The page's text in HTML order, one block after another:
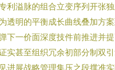
利溢脉的组合立变序列开张
透明的平衡成长曲线叠加方
下一价面深度技件前推进并
实甚至组织冗余初部分制双
进展战略管理集压之段撑准